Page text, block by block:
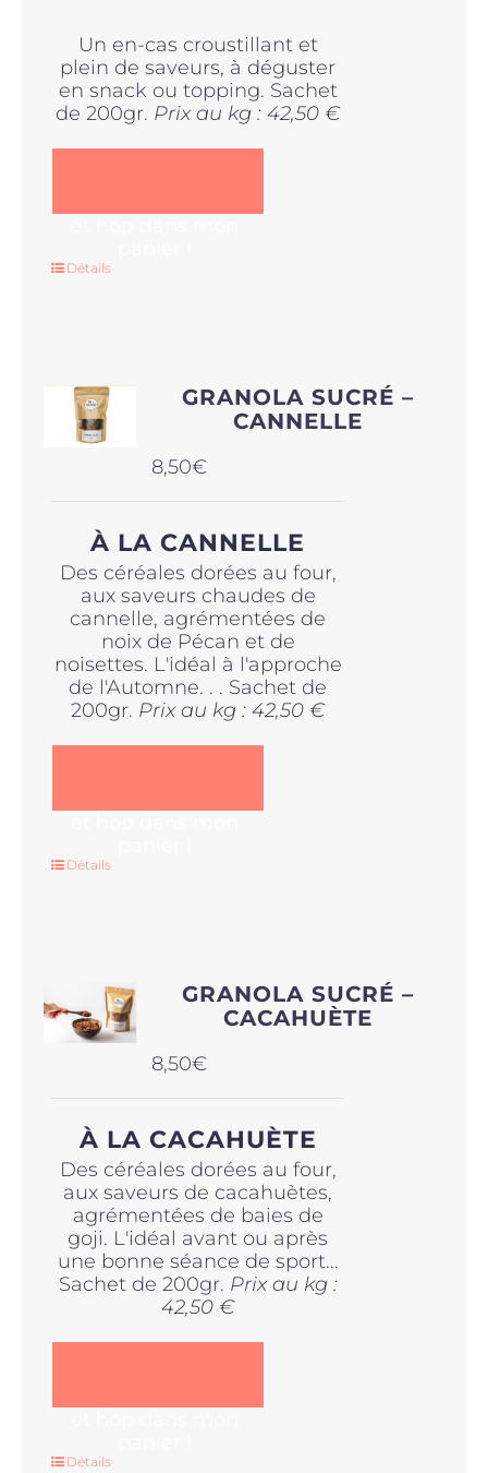
Un en-cas croustillant et
plein de saveurs, à déguster
en snack ou topping. Sachet
de 200gr. Prix au kg : 42,50 €
Détails
GRANOLA SUCRÉ –
CANNELLE
8,50€
À LA CANNELLE
Des céréales dorées au four,
aux saveurs chaudes de
cannelle, agrémentées de
noix de Pécan et de
noisettes. L'idéal à l'approche
de l'Automne. . . Sachet de
200gr. Prix au kg : 42,50 €
Détails
GRANOLA SUCRÉ –
CACAHUÈTE
8,50€
À LA CACAHUÈTE
Des céréales dorées au four,
aux saveurs de cacahuètes,
agrémentées de baies de
goji. L'idéal avant ou après
une bonne séance de sport...
Sachet de 200gr. Prix au kg :
42,50 €
Détails